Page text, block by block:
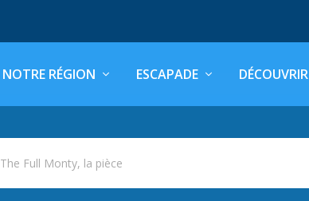
NOTRE RÉGION ESCAPADE DÉCOUVRIR
The Full Monty, la pièce